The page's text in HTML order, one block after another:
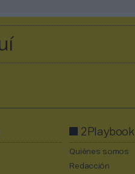
2Playbook
Quiénes somos
Redacción